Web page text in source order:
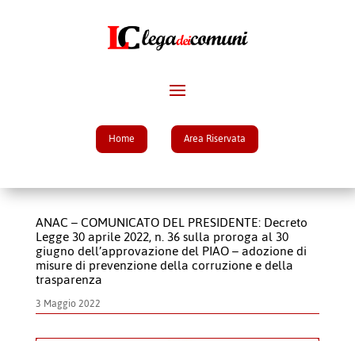
Home Area Riservata
ANAC – COMUNICATO DEL PRESIDENTE: Decreto
Legge 30 aprile 2022, n. 36 sulla proroga al 30
giugno dell’approvazione del PIAO – adozione di
misure di prevenzione della corruzione e della
trasparenza
3 Maggio 2022